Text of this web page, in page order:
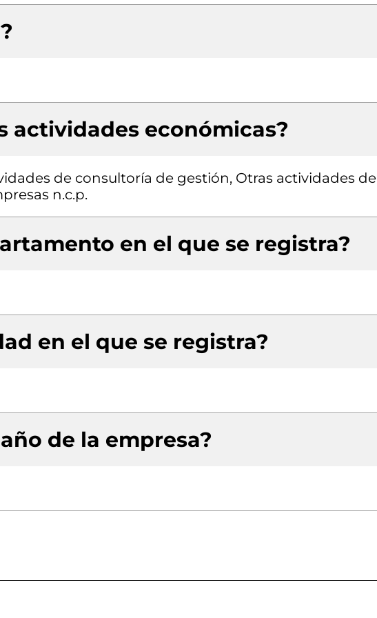
actividades económicas?
de consultoría de gestión, Otras actividades de
n.c.p.
en el que se registra?
en el que se registra?
de la empresa?